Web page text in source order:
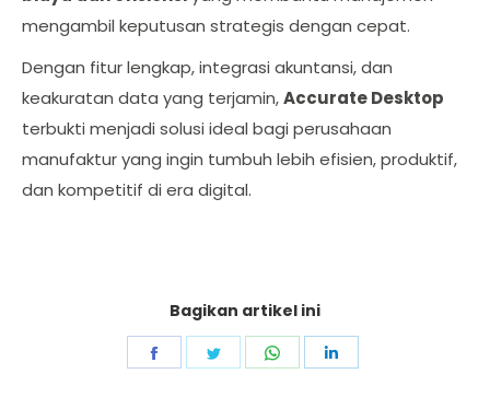
mengambil keputusan strategis dengan cepat.
Dengan fitur lengkap, integrasi akuntansi, dan
keakuratan data yang terjamin,Accurate Desktop
terbukti menjadi solusi ideal bagi perusahaan
manufaktur yang ingin tumbuh lebih efisien, produktif,
dan kompetitif di era digital.
Bagikan artikel ini
Share
Share
Share